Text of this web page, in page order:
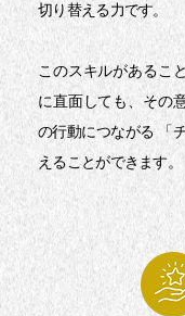
切り替える力です。
このスキルがあること
に直面しても、その
の行動につながる 「
えることができます。